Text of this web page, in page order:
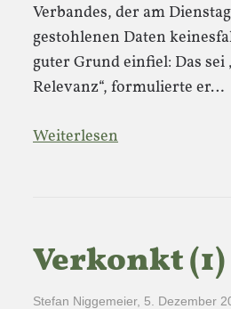
Verbandes, der am
gestohlenen Daten
guter Grund einfiel: Das
Relevanz“, formulierte er…
Weiterlesen
Verkonkt (1)
Stefan Niggemeier, 5. Dezember